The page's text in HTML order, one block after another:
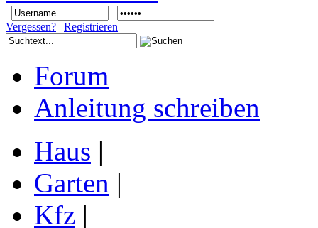
Vergessen? | Registrieren
Forum
Anleitung schreiben
Haus |
Garten |
Kfz |